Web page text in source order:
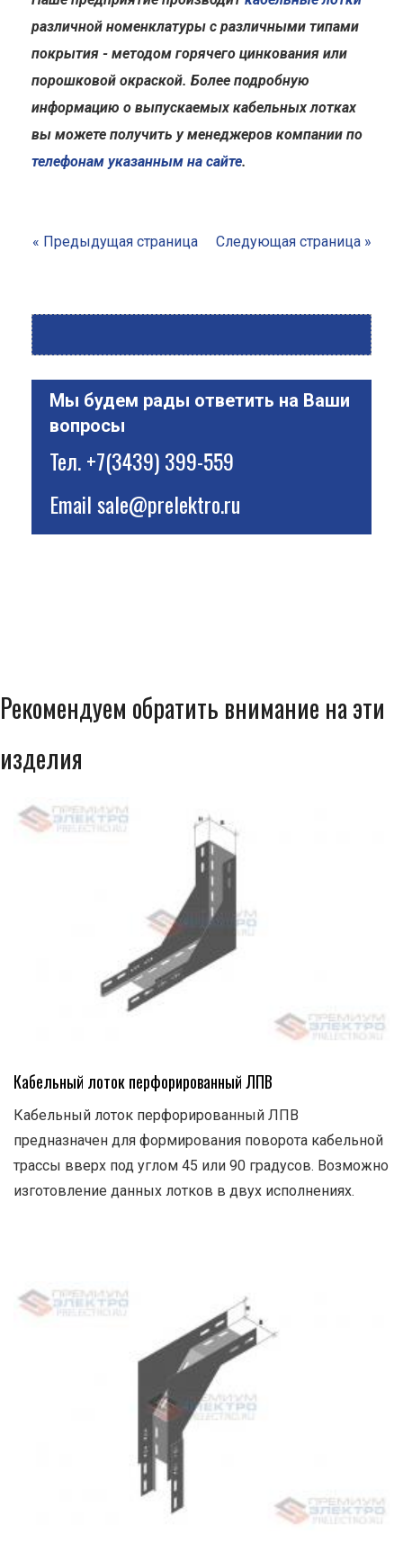
различной номенклатуры с различными типами
покрытия - методом горячего цинкования или
порошковой окраской. Более подробную
информацию о выпускаемых кабельных лотках
вы можете получить у менеджеров компании по
телефонам указанным на сайте.
« Предыдущая страница Следующая страница »
Мы будем рады ответить на Ваши
вопросы
Тел.+7(3439) 399-559
Emailsale@prelektro.ru
Рекомендуем обратить внимание на эти
изделия
Кабельный лоток перфорированный ЛПВ
Кабельный лоток перфорированный ЛПВ
предназначен для формирования поворота кабельной
трассы вверх под углом 45 или 90 градусов. Возможно
изготовление данных лотков в двух исполнениях.